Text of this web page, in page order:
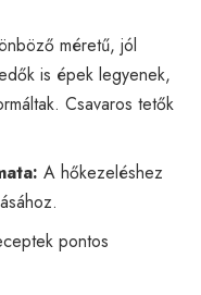
méretű, jól
is épek legyenek,
Csavaros tetők
A hőkezeléshez
pontos